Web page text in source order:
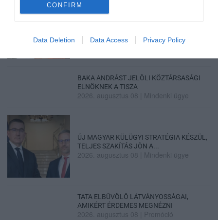
CONFIRM
Data Deletion Data Access Privacy Policy
2026. augusztus 08 |Mindenki ügye
BAKA ANDRÁST JELÖLI KÖZTÁRSASÁGI
ELNÖKNEK A TISZA
2026. augusztus 08 Mindenki ügye
ÚJ MAGYAR KÜLÜGYI STRATÉGIA KÉSZÜL,
TELJES SZAKÍTÁS JÖN A...
2026. augusztus 08 Mindenki ügye
TATA ELBŰVÖLŐ LÁTVÁNYOSSÁGAI,
AMIKÉRT ÉRDEMES MEGNÉZNI
2026. augusztus 08 Promóció